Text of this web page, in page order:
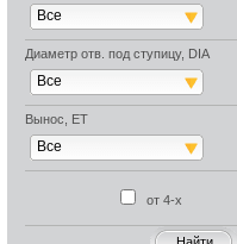
Все
Диаметр отв. под ступицу, DIA
Все
Вынос, ET
Все
от 4-х